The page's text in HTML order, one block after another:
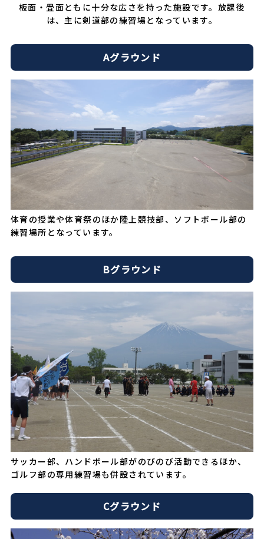
板面・畳面ともに十分な広さを持った施設です。放課後
は、主に剣道部の練習場となっています。
Aグラウンド
体育の授業や体育祭のほか陸上競技部、ソフトボール部の
練習場所となっています。
Bグラウンド
サッカー部、ハンドボール部がのびのび活動できるほか、
ゴルフ部の専用練習場も併設されています。
Cグラウンド